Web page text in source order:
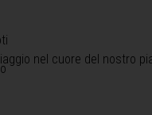
nel cuore del nostro